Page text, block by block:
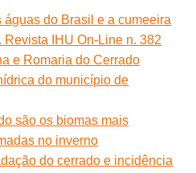
águas do Brasil e a cumeeira
Revista IHU On-Line n. 382
e Romaria do Cerrado
do município de
são os biomas mais
no inverno
do cerrado e incidência